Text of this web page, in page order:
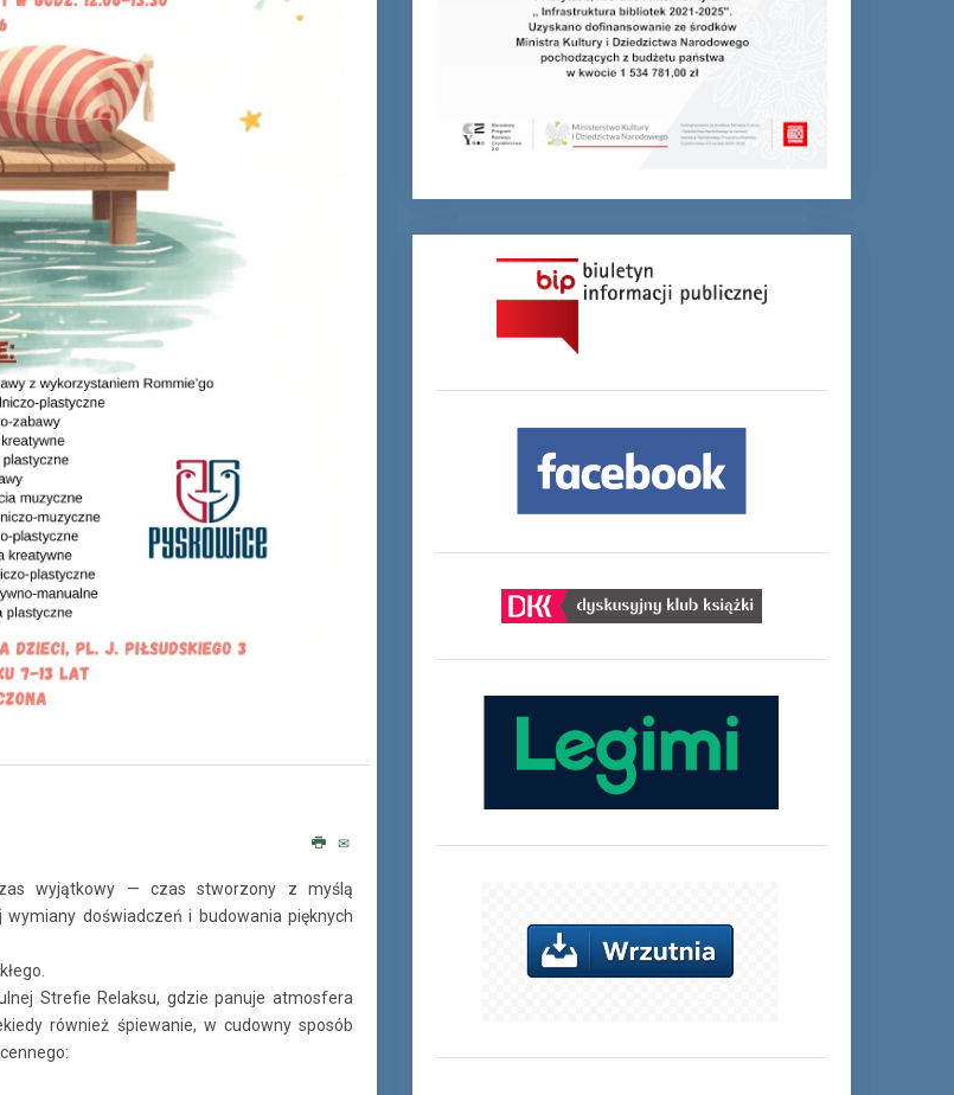
wyjątkowy — czas stworzony z myślą
doświadczeń i budowania pięknych
Strefie Relaksu, gdzie panuje atmosfera
również śpiewanie, w cudowny sposób